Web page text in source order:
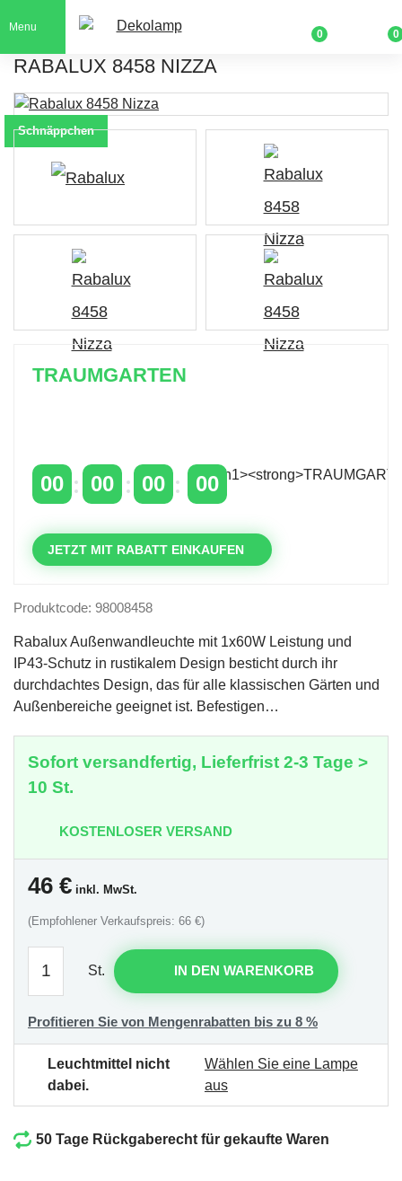
Menu
0 0
RABALUX 8458 NIZZA
Schnäppchen
TRAUMGARTEN
00 00 00 00
JETZT MIT RABATT EINKAUFEN
Produktcode: 98008458
Rabalux Außenwandleuchte mit 1x60W Leistung und
IP43-Schutz in rustikalem Design besticht durch ihr
durchdachtes Design, das für alle klassischen Gärten und
Außenbereiche geeignet ist. Befestigen…
Sofort versandfertig, Lieferfrist 2-3 Tage >
10 St.
KOSTENLOSER VERSAND
46 € inkl. MwSt.
(Empfohlener Verkaufspreis: 66 €)
St. IN DEN WARENKORB
Profitieren Sie von Mengenrabatten bis zu 8 %
Leuchtmittel nicht
dabei.
Wählen Sie eine Lampe
aus
50 Tage Rückgaberecht für gekaufte Waren